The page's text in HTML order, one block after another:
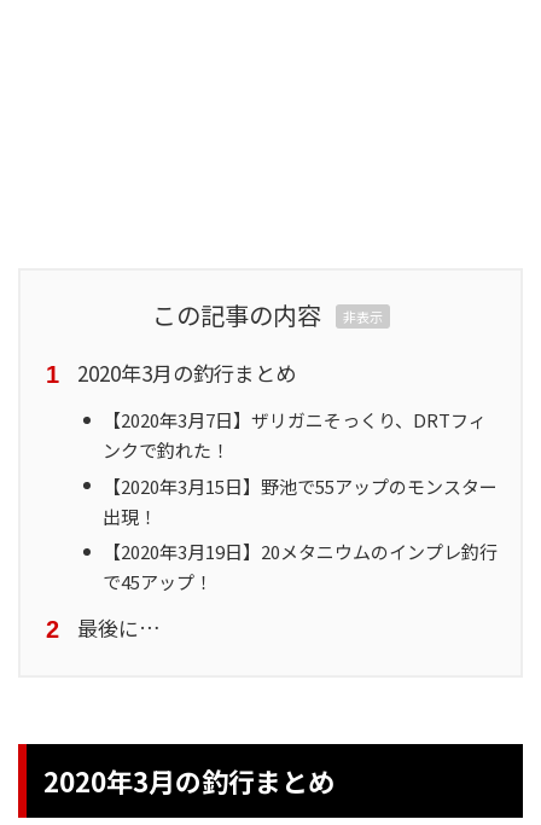
この記事の内容 非表示
2020年3月の釣行まとめ
【2020年3月7日】ザリガニそっくり、DRTフィ
ンクで釣れた！
【2020年3月15日】野池で55アップのモンスター
出現！
【2020年3月19日】20メタニウムのインプレ釣行
で45アップ！
最後に…
2020年3月の釣行まとめ